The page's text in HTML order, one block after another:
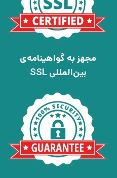
مجهز به گواهینامه‌ی
بین‌المللی SSL